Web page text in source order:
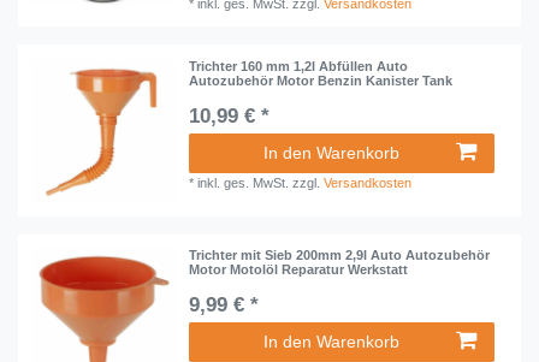
*inkl. ges. MwSt. zzgl.Versandkosten
Trichter 160 mm 1,2l Abfüllen Auto
Autozubehör Motor Benzin Kanister Tank
10,99 € *
In den Warenkorb
*inkl. ges. MwSt. zzgl.Versandkosten
Trichter mit Sieb 200mm 2,9l Auto Autozubehör
Motor Motolöl Reparatur Werkstatt
9,99 € *
In den Warenkorb